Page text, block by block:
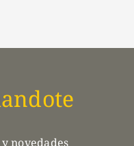
novedades